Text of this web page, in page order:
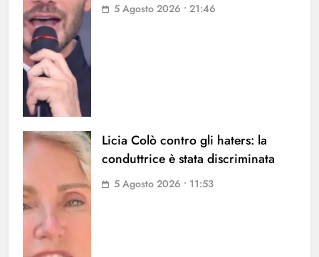
5 Agosto 2026 • 21:46
Licia Colò contro gli haters: la
conduttrice è stata discriminata
5 Agosto 2026 • 11:53